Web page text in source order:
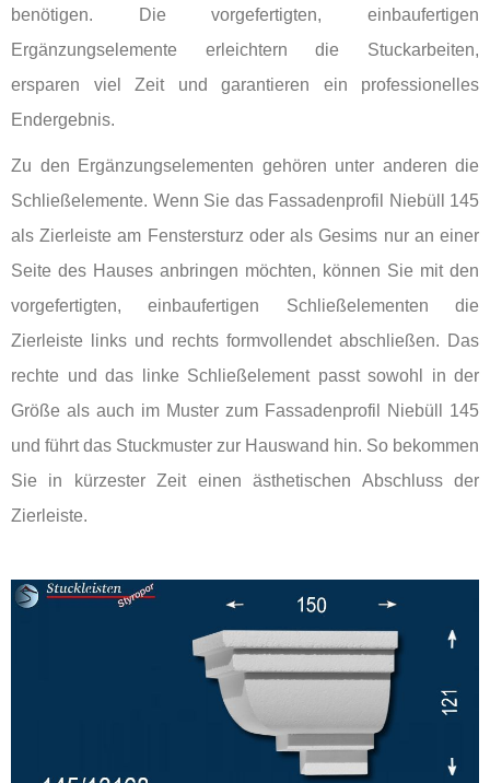
benötigen. Die vorgefertigten, einbaufertigen
Ergänzungselemente erleichtern die Stuckarbeiten,
ersparen viel Zeit und garantieren ein professionelles
Endergebnis.
Zu den Ergänzungselementen gehören unter anderen die
Schließelemente. Wenn Sie das Fassadenprofil Niebüll 145
als Zierleiste am Fenstersturz oder als Gesims nur an einer
Seite des Hauses anbringen möchten, können Sie mit den
vorgefertigten, einbaufertigen Schließelementen die
Zierleiste links und rechts formvollendet abschließen. Das
rechte und das linke Schließelement passt sowohl in der
Größe als auch im Muster zum Fassadenprofil Niebüll 145
und führt das Stuckmuster zur Hauswand hin. So bekommen
Sie in kürzester Zeit einen ästhetischen Abschluss der
Zierleiste.